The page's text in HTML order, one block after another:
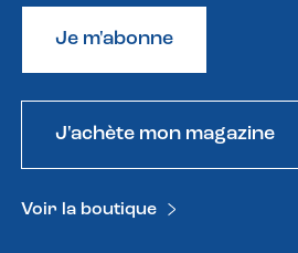
Je m'abonne
J'achète mon magazine
Voir la boutique